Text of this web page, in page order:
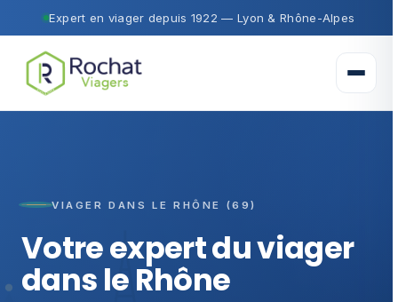
Expert en viager depuis 1922 — Lyon & Rhône-Alpes
Ouvrir
VIAGER DANS LE RHÔNE (69)
Votre expert du viager
dans le Rhône